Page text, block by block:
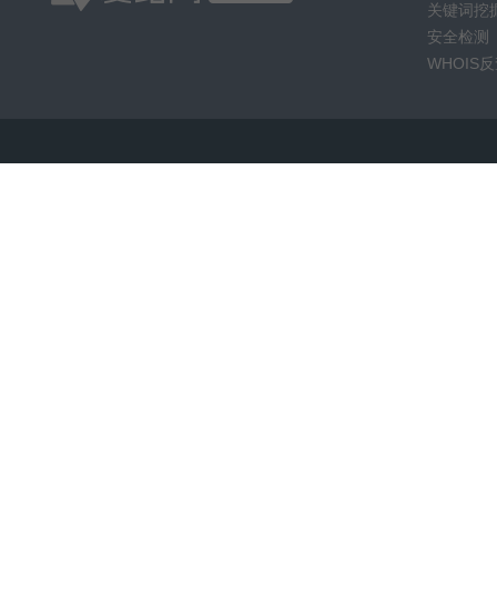
关键词挖
安全检测
WHOIS